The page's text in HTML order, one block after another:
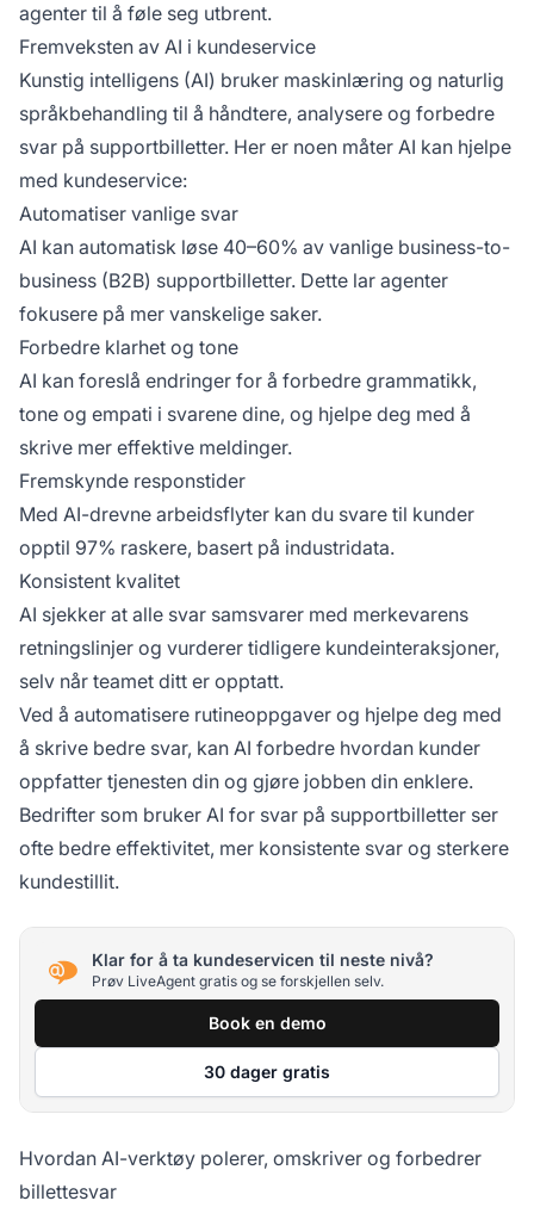
agenter til å føle seg utbrent.
Fremveksten av AI i kundeservice
Kunstig intelligens (AI) bruker maskinlæring og naturlig
språkbehandling til å håndtere, analysere og forbedre
svar på supportbilletter. Her er noen måter AI kan hjelpe
med kundeservice:
Automatiser vanlige svar
AI kan automatisk løse 40–60% av vanlige business-to-
business (B2B) supportbilletter. Dette lar agenter
fokusere på mer vanskelige saker.
Forbedre klarhet og tone
AI kan foreslå endringer for å forbedre grammatikk,
tone og empati i svarene dine, og hjelpe deg med å
skrive mer effektive meldinger.
Fremskynde responstider
Med AI-drevne arbeidsflyter kan du svare til kunder
opptil 97% raskere, basert på industridata.
Konsistent kvalitet
AI sjekker at alle svar samsvarer med merkevarens
retningslinjer og vurderer tidligere kundeinteraksjoner,
selv når teamet ditt er opptatt.
Ved å automatisere rutineoppgaver og hjelpe deg med
å skrive bedre svar, kan AI forbedre hvordan kunder
oppfatter tjenesten din og gjøre jobben din enklere.
Bedrifter som bruker AI for svar på supportbilletter ser
ofte bedre effektivitet, mer konsistente svar og sterkere
kundestillit.
Klar for å ta kundeservicen til neste nivå?
Prøv LiveAgent gratis og se forskjellen selv.
Book en demo
30 dager gratis
Hvordan AI-verktøy polerer, omskriver og forbedrer
billettesvar